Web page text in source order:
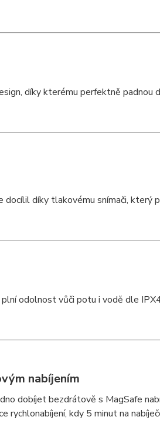
díky kterému perfektně padnou
docílil díky tlakovému snímači, který
odolnost vůči potu i vodě dle
nabíjením
dobíjet bezdrátově s MagSafe
rychlonabíjení, kdy 5 minut na